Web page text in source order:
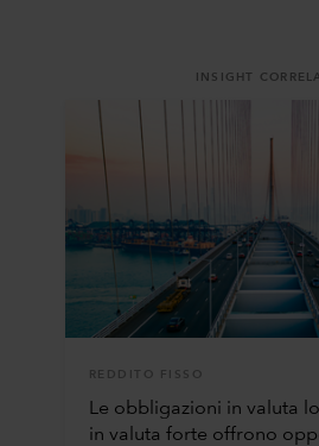
INSIGHT
REDDITO FISSO
Le obbligazioni in valuta
in valuta forte offrono